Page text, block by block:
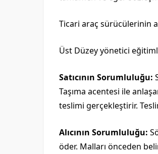
Ticari araç sürücülerinin
Üst Düzey yönetici
Satıcının Sorumluluğu:
Taşıma acentesi ile
teslimi gerçekleştirir.
Alıcının Sorumluluğu:
öder. Malları önceden